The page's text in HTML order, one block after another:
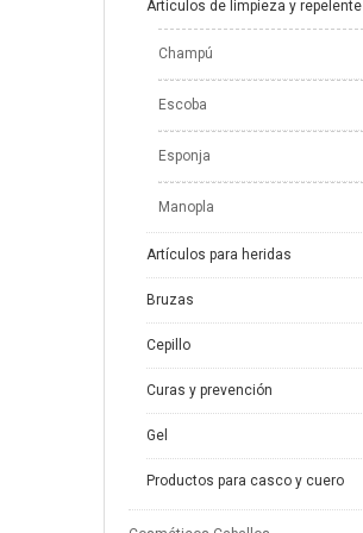
Articulos de limpieza y repelente
Champú
Escoba
Esponja
Manopla
Artículos para heridas
Bruzas
Cepillo
Curas y prevención
Gel
Productos para casco y cuero